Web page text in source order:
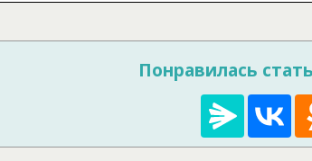
Понравилась